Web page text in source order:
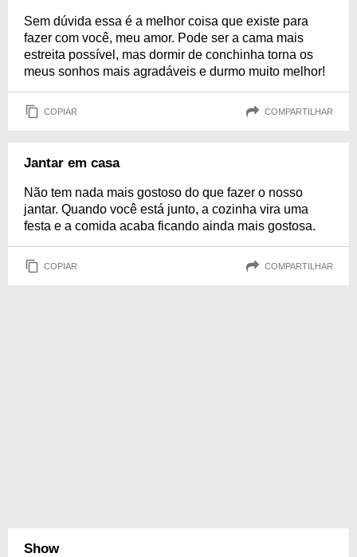
Sem dúvida essa é a melhor coisa que existe para
fazer com você, meu amor. Pode ser a cama mais
estreita possível, mas dormir de conchinha torna os
meus sonhos mais agradáveis e durmo muito melhor!
COPIAR COMPARTILHAR
Jantar em casa
Não tem nada mais gostoso do que fazer o nosso
jantar. Quando você está junto, a cozinha vira uma
festa e a comida acaba ficando ainda mais gostosa.
COPIAR COMPARTILHAR
Show